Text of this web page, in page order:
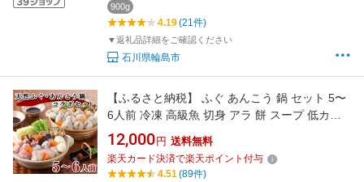
900g
4.19(21件)
▼返礼品詳細をご確認ください
石川県輪島市
【ふるさと納税】 ふぐ あんこう 鍋 セット 5〜
6人前 冷凍 高級魚 切身 アラ 餅 スープ 低カロ
リー 高タンパク 低脂肪 コラーゲン 下関 山口
ヤマモ水産 ギフト プレゼント 記念日 贈り物 母
の日 父の日 お歳暮 ヤマモ水産 【12月21日まで
12,000円 送料無料
楽天カード決済で楽天ポイント付与
4.51 (89件)